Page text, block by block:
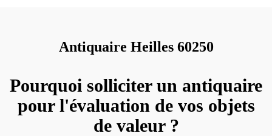
Antiquaire Heilles 60250
Pourquoi solliciter un antiquaire
pour l'évaluation de vos objets
de valeur ?